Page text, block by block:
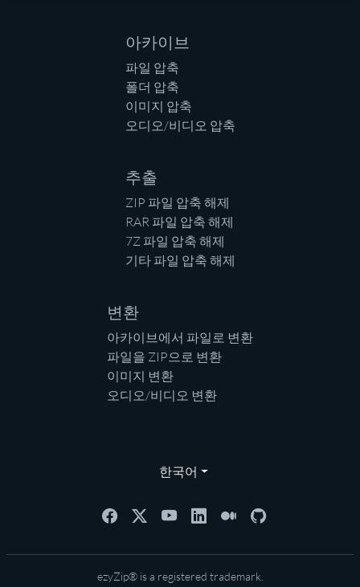
아카이브
파일 압축
폴더 압축
이미지 압축
오디오/비디오 압축
추출
ZIP 파일 압축 해제
RAR 파일 압축 해제
7Z 파일 압축 해제
기타 파일 압축 해제
변환
아카이브에서 파일로 변환
파일을 ZIP으로 변환
이미지 변환
오디오/비디오 변환
한국어
ezyZip® is a registered trademark.